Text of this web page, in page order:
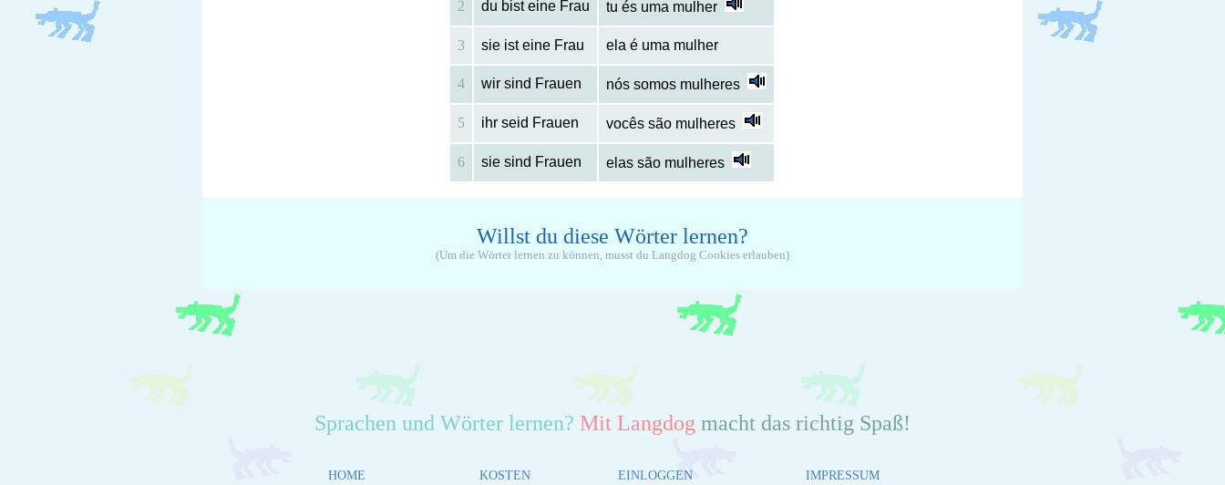
2 du bist eine Frau tu és uma mulher
3 sie ist eine Frau ela é uma mulher
4 wir sind Frauen nós somos mulheres
5 ihr seid Frauen vocês são mulheres
6 sie sind Frauen elas são mulheres
Willst du diese Wörter lernen?
(Um die Wörter lernen zu können, musst du Langdog Cookies erlauben)
Sprachen und Wörter lernen? Mit Langdog macht das richtig Spaß!
HOME KOSTEN EINLOGGEN IMPRESSUM